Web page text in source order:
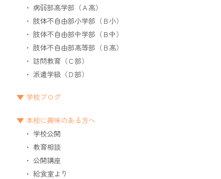
病弱部高学部（Ａ高）
肢体不自由部小学部（Ｂ小）
肢体不自由部中学部（Ｂ中）
肢体不自由部高等部（Ｂ高）
訪問教育（Ｃ部）
派遣学級（Ｄ部）
学校ブログ
本校に興味のある方へ
学校公開
教育相談
公開講座
給食室より